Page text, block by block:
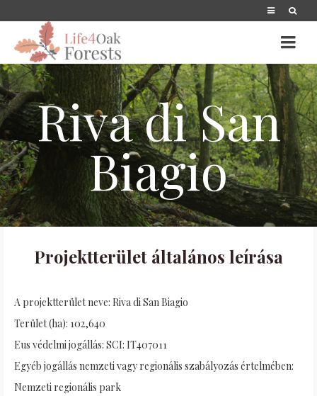
Riva di San
Biagio
Projektterület általános leírása
A projektterület neve: Riva di San Biagio
Terület (ha): 102,640
Eus védelmi jogállás: SCI: IT407011
Egyéb jogállás nemzeti vagy regionális szabályozás értelmében:
Nemzeti regionális park